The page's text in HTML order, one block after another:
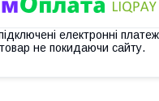
електронні
не покидаючи сайту.